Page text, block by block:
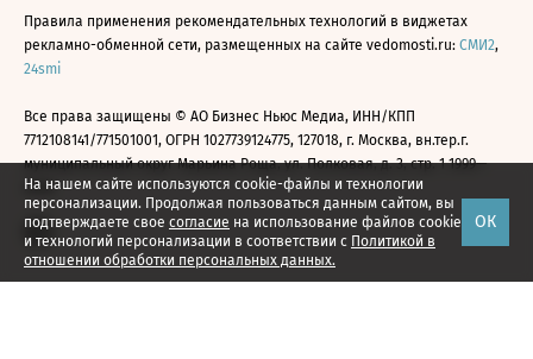
На нашем сайте используются cookie-файлы и технологии
персонализации. Продолжая пользоваться данным сайтом, вы
подтверждаете свое согласие на использование файлов cookie
и технологий персонализации в соответствии с Политикой в
отношении обработки персональных данных.
ОК
Правила применения рекомендательных технологий в виджетах
рекламно-обменной сети, размещенных на сайте vedomosti.ru: СМИ2,
24smi
Все права защищены © АО Бизнес Ньюс Медиа, ИНН/КПП
7712108141/771501001, ОГРН 1027739124775, 127018, г. Москва, вн.тер.г.
муниципальный округ Марьина Роща, ул. Полковая, д. 3, стр. 1 1999—
2026